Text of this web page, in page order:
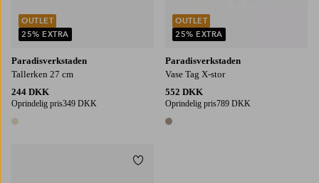
Paradisverkstaden
Tallerken 27 cm
244 DKK
Oprindelig pris349 DKK
1 farve
OUTLET
25% EXTRA
Paradisverkstaden
Vase Tag X-stor
552 DKK
Oprindelig pris789 DKK
1 farve
OUTLET
25% EXTRA
Tilføj til favoritter